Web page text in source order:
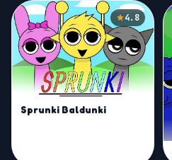
4.8
Sprunki Baldunki